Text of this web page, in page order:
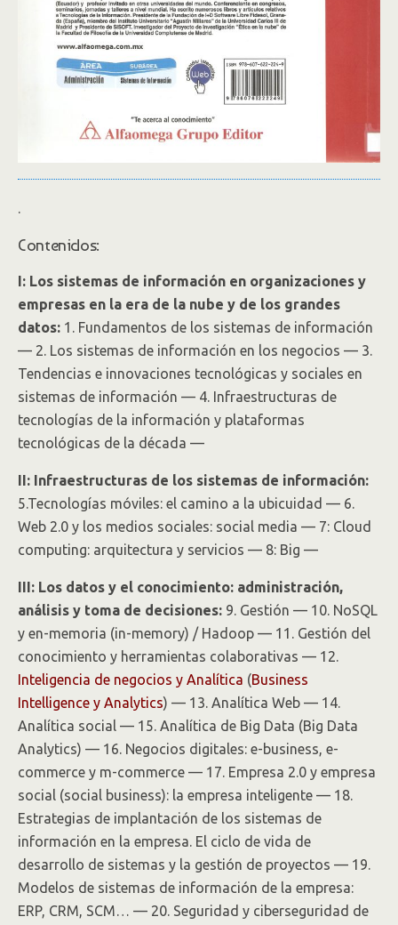
.
Contenidos:
I: Los sistemas de información en organizaciones y
empresas en la era de la nube y de los grandes
datos: 1. Fundamentos de los sistemas de información
— 2. Los sistemas de información en los negocios — 3.
Tendencias e innovaciones tecnológicas y sociales en
sistemas de información — 4. Infraestructuras de
tecnologías de la información y plataformas
tecnológicas de la década —
II: Infraestructuras de los sistemas de información:
5.Tecnologías móviles: el camino a la ubicuidad — 6.
Web 2.0 y los medios sociales: social media — 7: Cloud
computing: arquitectura y servicios — 8: Big —
III: Los datos y el conocimiento: administración,
análisis y toma de decisiones: 9. Gestión — 10. NoSQL
y en-memoria (in-memory) / Hadoop — 11. Gestión del
conocimiento y herramientas colaborativas — 12.
Inteligencia de negocios y Analítica (Business
Intelligence y Analytics) — 13. Analítica Web — 14.
Analítica social — 15. Analítica de Big Data (Big Data
Analytics) — 16. Negocios digitales: e-business, e-
commerce y m-commerce — 17. Empresa 2.0 y empresa
social (social business): la empresa inteligente — 18.
Estrategias de implantación de los sistemas de
información en la empresa. El ciclo de vida de
desarrollo de sistemas y la gestión de proyectos — 19.
Modelos de sistemas de información de la empresa:
ERP, CRM, SCM… — 20. Seguridad y ciberseguridad de